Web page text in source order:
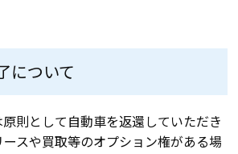
について
則として自動車を返還していただき
スや買取等のオプション権がある場